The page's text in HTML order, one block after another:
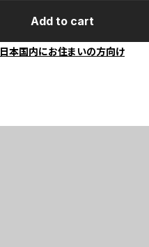
Add to cart
日本国内にお住まいの方向け